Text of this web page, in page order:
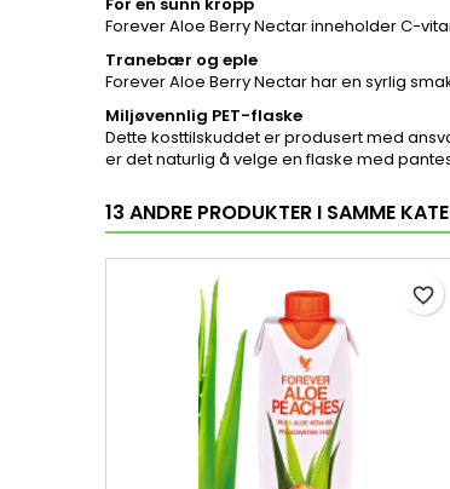
Forever Aloe Berry Nectar inneholder C-
Tranebær og eple
Forever Aloe Berry Nectar har en syrlig
Miljøvennlig PET-flaske
Dette kosttilskuddet er produsert med
er det naturlig å velge en flaske med
13 ANDRE PRODUKTER I SAMME
favorite_border